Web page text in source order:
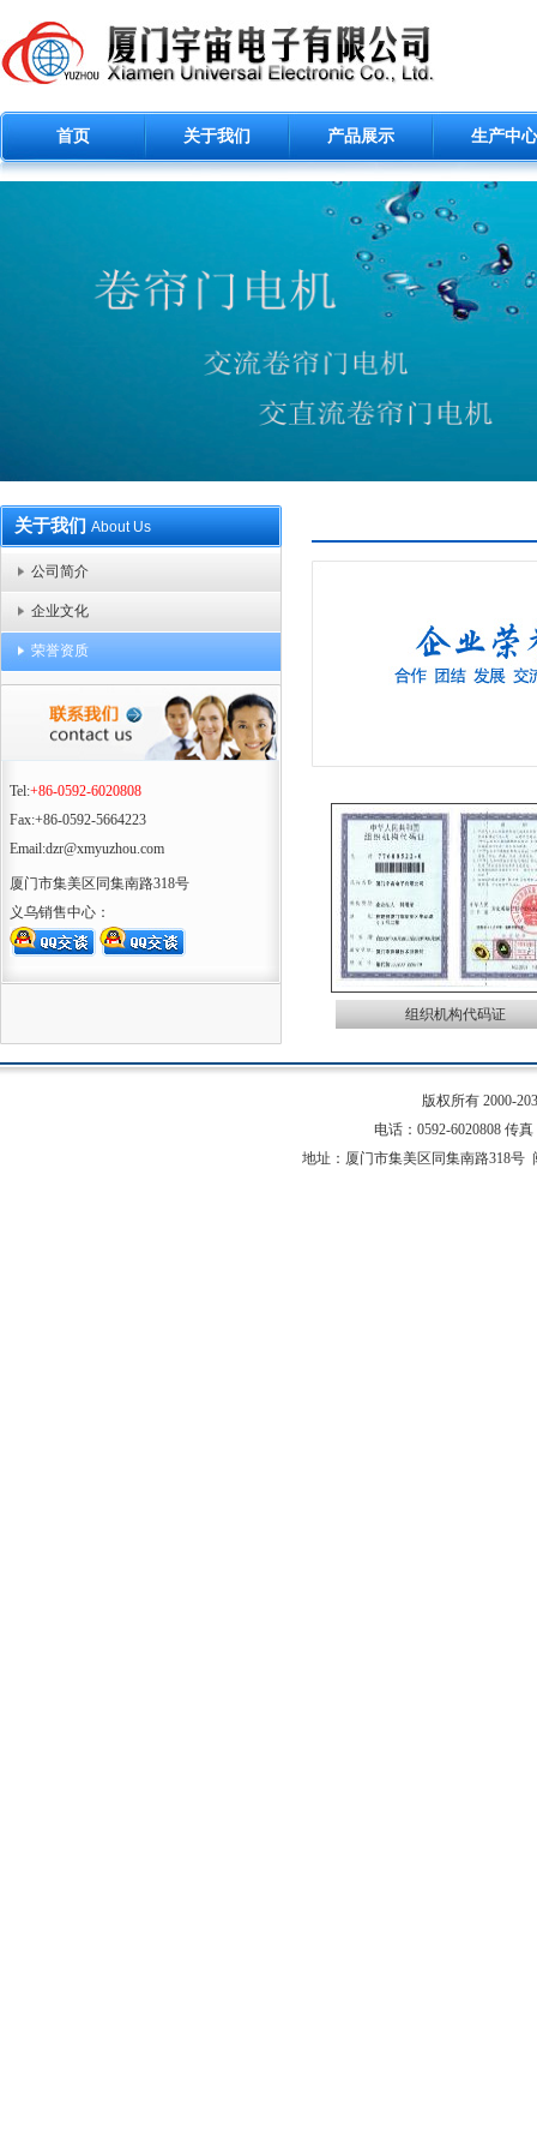
首页 关于我们 产品展示 生产中心
关于我们 About Us
公司简介
企业文化
荣誉资质
Tel:+86-0592-6020808
Fax:+86-0592-5664223
Email:dzr@xmyuzhou.com
厦门市集美区同集南路318号
义乌销售中心：
组织机构代码证
版权所有 2000-
电话：0592-6020808 传真
地址：厦门市集美区同集南路318号